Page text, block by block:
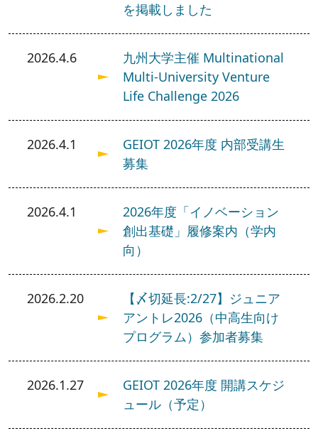
を掲載しました
2026.4.6
九州大学主催 Multinational
Multi-University Venture
Life Challenge 2026
2026.4.1
GEIOT 2026年度 内部受講生
募集
2026.4.1
2026年度「イノベーション
創出基礎」履修案内（学内
向）
2026.2.20
【〆切延長:2/27】ジュニア
アントレ2026（中高生向け
プログラム）参加者募集
2026.1.27
GEIOT 2026年度 開講スケジ
ュール（予定）